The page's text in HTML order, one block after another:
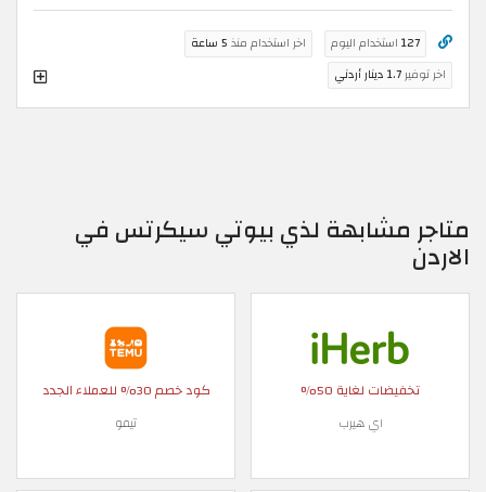
127 استخدام اليوم اخر استخدام منذ 5 ساعة
اخر توفير1.7 دينار أردني
متاجر مشابهة لذي بيوتي سيكرتس في
الاردن
تخفيضات لغاية 50%
اي هيرب
كود خصم 30% للعملاء الجدد
تيمو